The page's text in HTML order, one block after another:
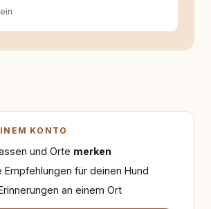
KONTO
und Orte merken
Empfehlungen für deinen Hund
an einem Ort